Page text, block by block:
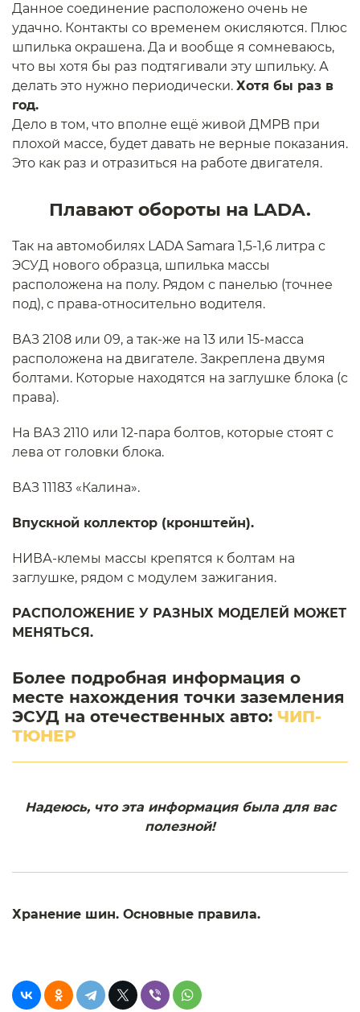
Данное соединение расположено очень не
удачно. Контакты со временем окисляются. Плюс
шпилька окрашена. Да и вообще я сомневаюсь,
что вы хотя бы раз подтягивали эту шпильку. А
делать это нужно периодически. Хотя бы раз в
год.
Дело в том, что вполне ещё живой ДМРВ при
плохой массе, будет давать не верные показания.
Это как раз и отразиться на работе двигателя.
Плавают обороты на LADA.
Так на автомобилях LADA Samara 1,5-1,6 литра с
ЭСУД нового образца, шпилька массы
расположена на полу. Рядом с панелью (точнее
под), с права-относительно водителя.
ВАЗ 2108 или 09, а так-же на 13 или 15-масса
расположена на двигателе. Закреплена двумя
болтами. Которые находятся на заглушке блока (с
права).
На ВАЗ 2110 или 12-пара болтов, которые стоят с
лева от головки блока.
ВАЗ 11183 «Калина».
Впускной коллектор (кронштейн).
НИВА-клемы массы крепятся к болтам на
заглушке, рядом с модулем зажигания.
РАСПОЛОЖЕНИЕ У РАЗНЫХ МОДЕЛЕЙ МОЖЕТ
МЕНЯТЬСЯ.
Более подробная информация о
месте нахождения точки заземления
ЭСУД на отечественных авто: ЧИП-
ТЮНЕР
Надеюсь, что эта информация была для вас
полезной!
Хранение шин. Основные правила.